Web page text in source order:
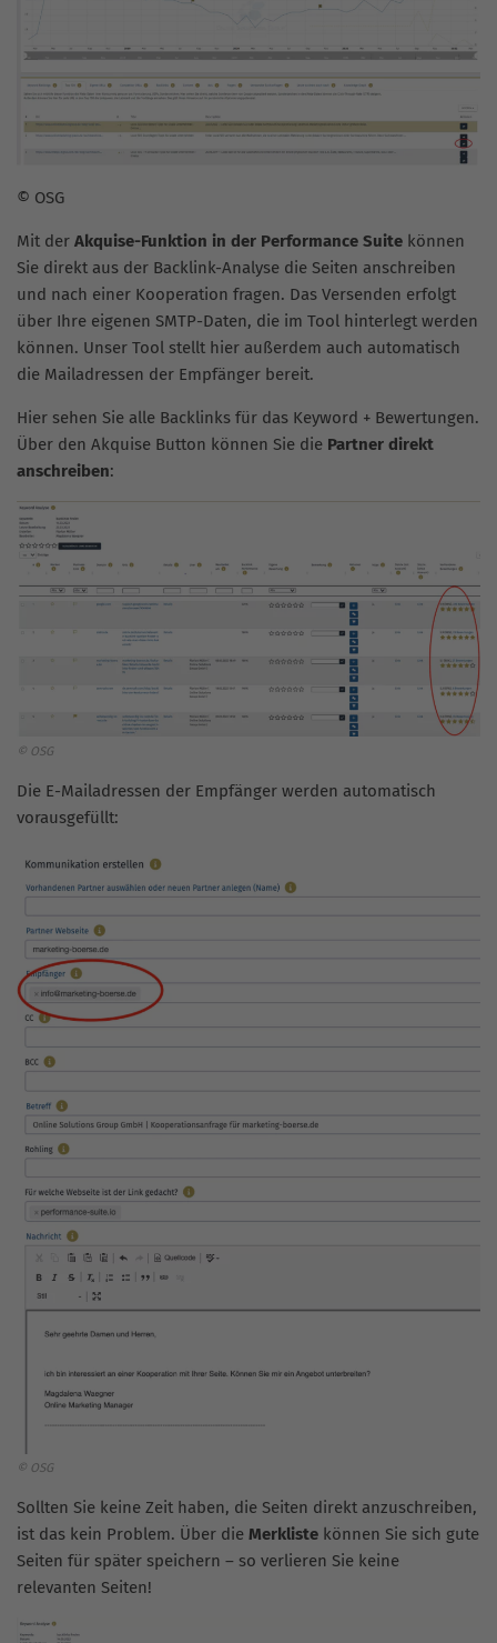
© OSG
Mit der Akquise-Funktion in der Performance Suite können
Sie direkt aus der Backlink-Analyse die Seiten anschreiben
und nach einer Kooperation fragen. Das Versenden erfolgt
über Ihre eigenen SMTP-Daten, die im Tool hinterlegt werden
können. Unser Tool stellt hier außerdem auch automatisch
die Mailadressen der Empfänger bereit.
Hier sehen Sie alle Backlinks für das Keyword + Bewertungen.
Über den Akquise Button können Sie die Partner direkt
anschreiben:
© OSG
Die E-Mailadressen der Empfänger werden automatisch
vorausgefüllt:
© OSG
Sollten Sie keine Zeit haben, die Seiten direkt anzuschreiben,
ist das kein Problem. Über die Merkliste können Sie sich gute
Seiten für später speichern – so verlieren Sie keine
relevanten Seiten!